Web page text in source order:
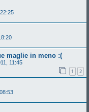
maglie in meno :(
11:45
1 2